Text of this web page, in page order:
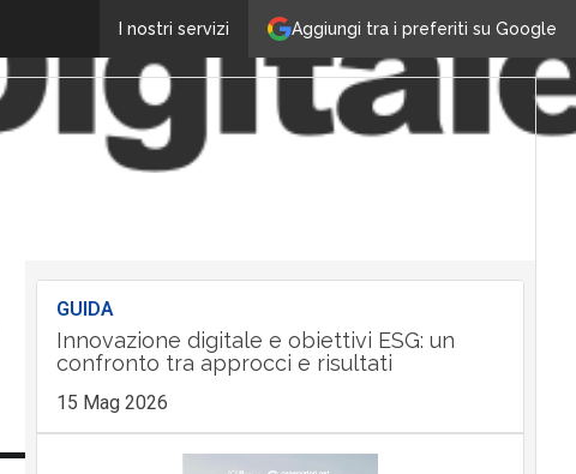
Aggiungi tra i preferiti su Google
I nostri servizi
GUIDA
Innovazione digitale e obiettivi ESG: un
confronto tra approcci e risultati
15 Mag 2026